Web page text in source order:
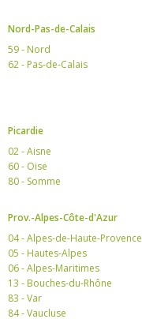
Nord-Pas-de-Calais
59 - Nord
62 - Pas-de-Calais
Picardie
02 - Aisne
60 - Oise
80 - Somme
Prov.-Alpes-Côte-d'Azur
04 - Alpes-de-Haute-Provence
05 - Hautes-Alpes
06 - Alpes-Maritimes
13 - Bouches-du-Rhône
83 - Var
84 - Vaucluse